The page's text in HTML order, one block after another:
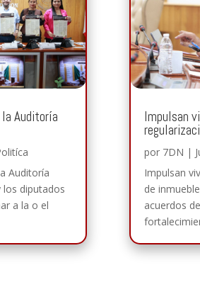
Auditoría
Auditoría
los diputados
a la o el
Impulsan
por 7DN |
Impulsan
de
acuerdos